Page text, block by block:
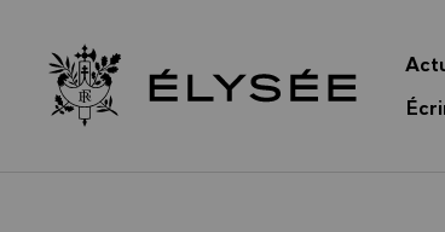
Retour à l’accueil Élysée